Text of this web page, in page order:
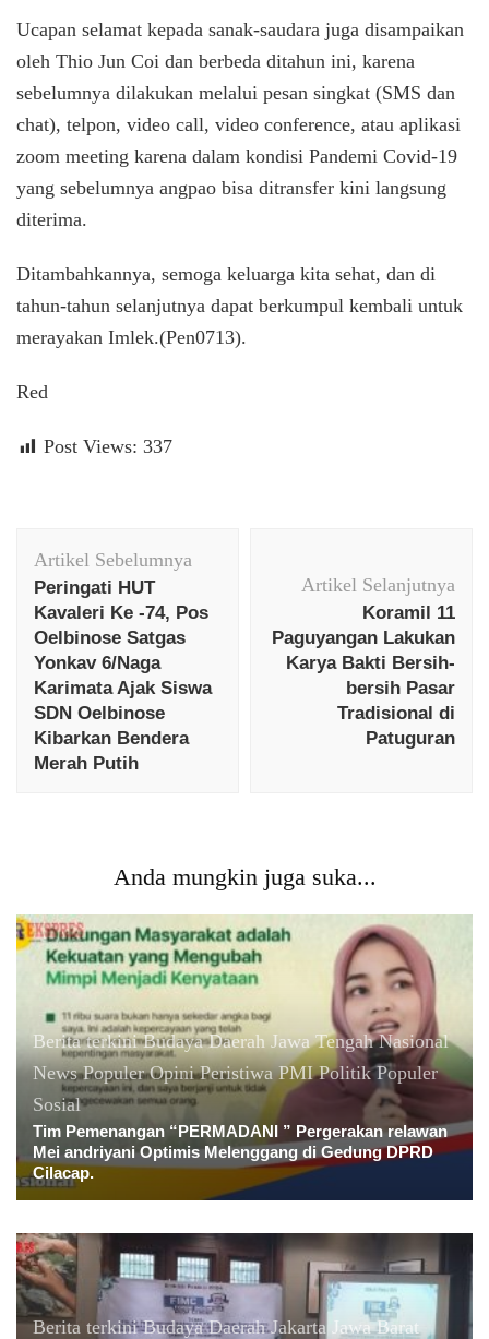
Ucapan selamat kepada sanak-saudara juga disampaikan
oleh Thio Jun Coi dan berbeda ditahun ini, karena
sebelumnya dilakukan melalui pesan singkat (SMS dan
chat), telpon, video call, video conference, atau aplikasi
zoom meeting karena dalam kondisi Pandemi Covid-19
yang sebelumnya angpao bisa ditransfer kini langsung
diterima.
Ditambahkannya, semoga keluarga kita sehat, dan di
tahun-tahun selanjutnya dapat berkumpul kembali untuk
merayakan Imlek.(Pen0713).
Red
Post Views: 337
Artikel
Artikel Sebelumnya
Peringati HUT
Kavaleri Ke -74, Pos
Oelbinose Satgas
Yonkav 6/Naga
Karimata Ajak Siswa
SDN Oelbinose
Kibarkan Bendera
Merah Putih
Artikel Selanjutnya
Koramil 11
Paguyangan Lakukan
Karya Bakti Bersih-
bersih Pasar
Tradisional di
Patuguran
Anda mungkin juga suka...
Berita terkini Budaya Daerah Jawa Tengah Nasional
News Populer Opini Peristiwa PMI Politik Populer
Sosial
Tim Pemenangan “PERMADANI ” Pergerakan relawan
Mei andriyani Optimis Melenggang di Gedung DPRD
Cilacap.
Berita terkini Budaya Daerah Jakarta Jawa Barat